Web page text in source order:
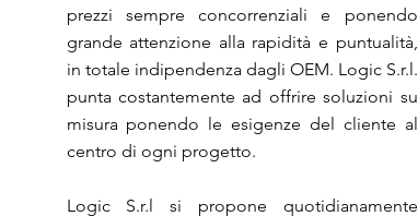
prezzi sempre concorrenziali e ponendo
grande attenzione alla rapidità e puntualità,
in totale indipendenza dagli OEM. Logic S.r.l.
punta costantemente ad offrire soluzioni su
misura ponendo le esigenze del cliente al
centro di ogni progetto.
Logic S.r.l si propone quotidianamente